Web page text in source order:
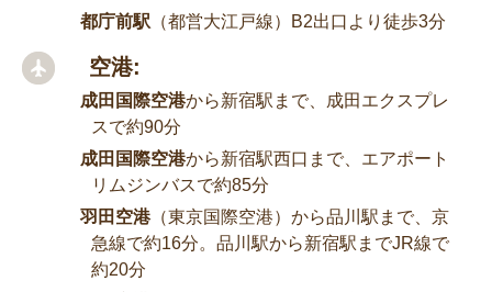
都庁前駅 （都営大江戸線）B2出口より徒歩3分
空港:
成田国際空港から新宿駅まで、成田エクスプレ
スで約90分
成田国際空港から新宿駅西口まで、エアポート
リムジンバスで約85分
羽田空港（東京国際空港）から品川駅まで、京
急線で約16分。品川駅から新宿駅までJR線で
約20分